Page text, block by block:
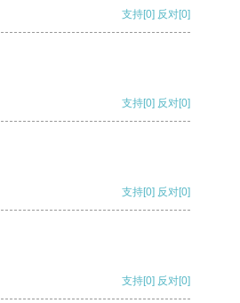
支持[0] 反对[0]
支持[0] 反对[0]
支持[0] 反对[0]
支持[0] 反对[0]